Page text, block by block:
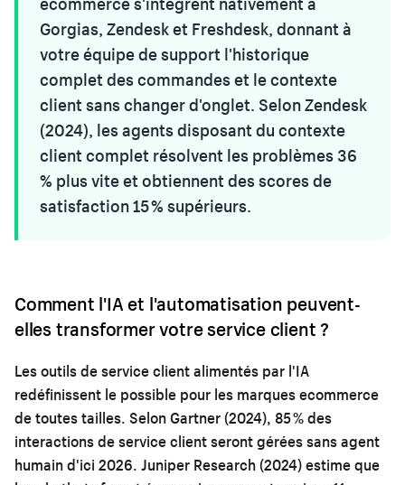
Gorgias, Zendesk et Freshdesk, donnant à
votre équipe de support l'historique
complet des commandes et le contexte
client sans changer d'onglet. Selon Zendesk
(2024), les agents disposant du contexte
client complet résolvent les problèmes 36
% plus vite et obtiennent des scores de
satisfaction 15 % supérieurs.
Comment l'IA et l'automatisation peuvent-
elles transformer votre service client ?
Les outils de service client alimentés par l'IA
redéfinissent le possible pour les marques ecommerce
de toutes tailles. Selon Gartner (2024), 85 % des
interactions de service client seront gérées sans agent
humain d'ici 2026. Juniper Research (2024) estime que